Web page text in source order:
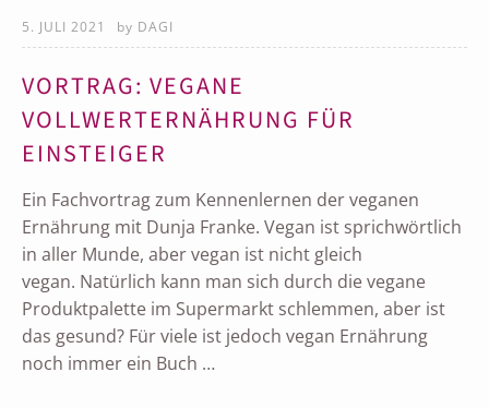
5. JULI 2021 by DAGI
VORTRAG: VEGANE
VOLLWERTERNÄHRUNG FÜR
EINSTEIGER
Ein Fachvortrag zum Kennenlernen der veganen
Ernährung mit Dunja Franke. Vegan ist sprichwörtlich
in aller Munde, aber vegan ist nicht gleich
vegan. Natürlich kann man sich durch die vegane
Produktpalette im Supermarkt schlemmen, aber ist
das gesund? Für viele ist jedoch vegan Ernährung
noch immer ein Buch …